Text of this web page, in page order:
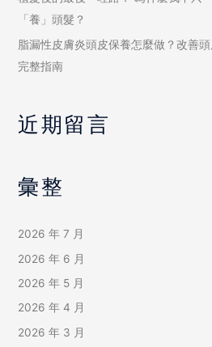
「養」頭髮？
脂漏性皮膚炎頭皮保養怎麼做？改善
完整指南
近期留言
彙整
2026 年 7 月
2026 年 6 月
2026 年 5 月
2026 年 4 月
2026 年 3 月